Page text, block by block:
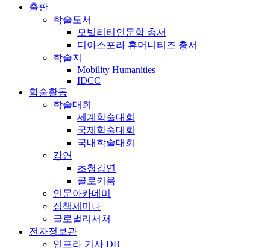
출판
학술도서
모빌리티인문학 총서
디아스포라 휴머니티즈 총서
학술지
Mobility Humanities
IDCC
학술활동
학술대회
세계학술대회
국제학술대회
국내학술대회
강연
초청강연
콜로키움
인문아카데미
정책세미나
글로벌리서처
전자정보관
인프라 기사 DB